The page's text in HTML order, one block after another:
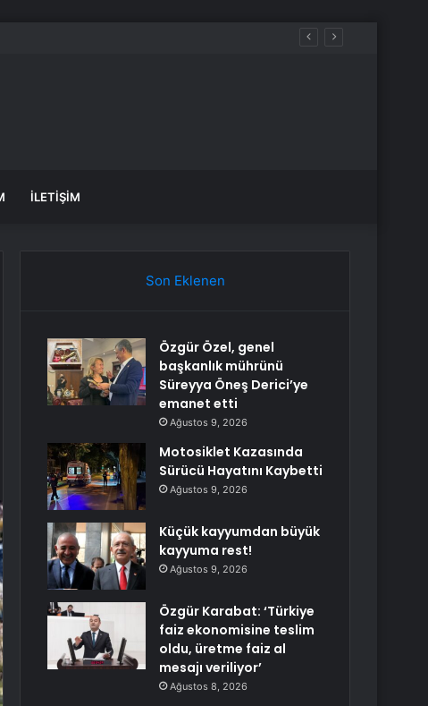
İLETIŞIM
Son Eklenen
Özgür Özel, genel
başkanlık mührünü
Süreyya Öneş Derici’ye
emanet etti
Ağustos 9, 2026
Motosiklet Kazasında
Sürücü Hayatını Kaybetti
Ağustos 9, 2026
Küçük kayyumdan büyük
kayyuma rest!
Ağustos 9, 2026
Özgür Karabat: ‘Türkiye
faiz ekonomisine teslim
oldu, üretme faiz al
mesajı veriliyor’
Ağustos 8, 2026